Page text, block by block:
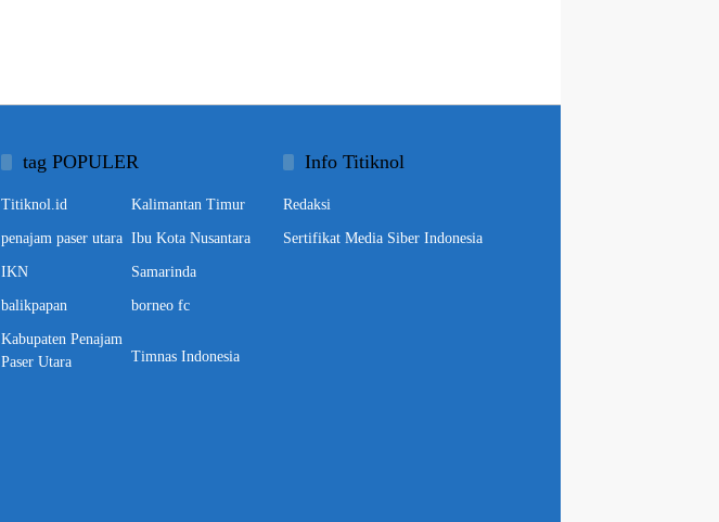
tag POPULER
Titiknol.id Kalimantan Timur
penajam paser utara Ibu Kota Nusantara
IKN Samarinda
balikpapan borneo fc
Kabupaten Penajam
Paser Utara
Timnas Indonesia
Info Titiknol
Redaksi
Sertifikat Media Siber Indonesia